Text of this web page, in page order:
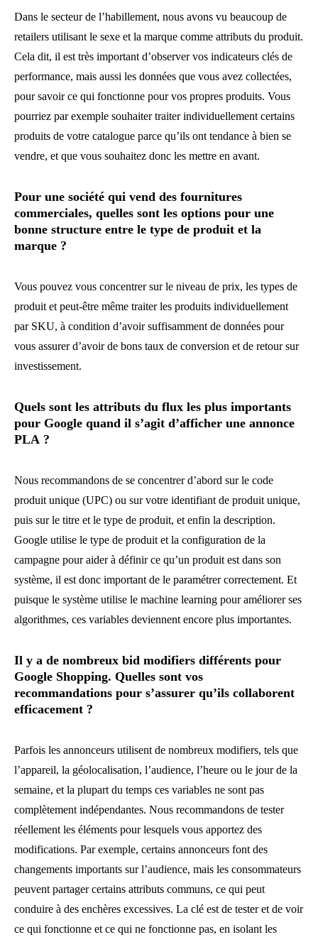
Dans le secteur de l’habillement, nous avons vu beaucoup de
retailers utilisant le sexe et la marque comme attributs du produit.
Cela dit, il est très important d’observer vos indicateurs clés de
performance, mais aussi les données que vous avez collectées,
pour savoir ce qui fonctionne pour vos propres produits. Vous
pourriez par exemple souhaiter traiter individuellement certains
produits de votre catalogue parce qu’ils ont tendance à bien se
vendre, et que vous souhaitez donc les mettre en avant.
Pour une société qui vend des fournitures
commerciales, quelles sont les options pour une
bonne structure entre le type de produit et la
marque ?
Vous pouvez vous concentrer sur le niveau de prix, les types de
produit et peut-être même traiter les produits individuellement
par SKU, à condition d’avoir suffisamment de données pour
vous assurer d’avoir de bons taux de conversion et de retour sur
investissement.
Quels sont les attributs du flux les plus importants
pour Google quand il s’agit d’afficher une annonce
PLA ?
Nous recommandons de se concentrer d’abord sur le code
produit unique (UPC) ou sur votre identifiant de produit unique,
puis sur le titre et le type de produit, et enfin la description.
Google utilise le type de produit et la configuration de la
campagne pour aider à définir ce qu’un produit est dans son
système, il est donc important de le paramétrer correctement. Et
puisque le système utilise le machine learning pour améliorer ses
algorithmes, ces variables deviennent encore plus importantes.
Il y a de nombreux bid modifiers différents pour
Google Shopping. Quelles sont vos
recommandations pour s’assurer qu’ils collaborent
efficacement ?
Parfois les annonceurs utilisent de nombreux modifiers, tels que
l’appareil, la géolocalisation, l’audience, l’heure ou le jour de la
semaine, et la plupart du temps ces variables ne sont pas
complètement indépendantes. Nous recommandons de tester
réellement les éléments pour lesquels vous apportez des
modifications. Par exemple, certains annonceurs font des
changements importants sur l’audience, mais les consommateurs
peuvent partager certains attributs communs, ce qui peut
conduire à des enchères excessives. La clé est de tester et de voir
ce qui fonctionne et ce qui ne fonctionne pas, en isolant les